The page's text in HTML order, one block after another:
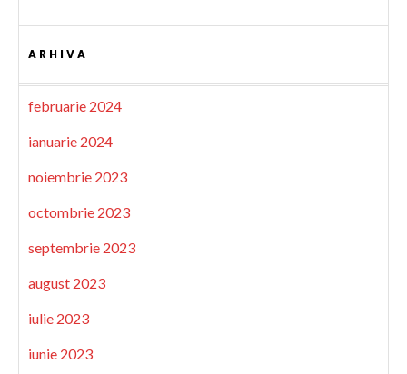
ARHIVA
februarie 2024
ianuarie 2024
noiembrie 2023
octombrie 2023
septembrie 2023
august 2023
iulie 2023
iunie 2023